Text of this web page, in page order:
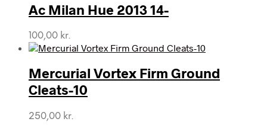
var:
200,00 kr..
er:
196,88 kr..
Ac Milan Hue 2013 14-
100,00 kr.
Mercurial Vortex Firm Ground
Cleats-10
250,00 kr.